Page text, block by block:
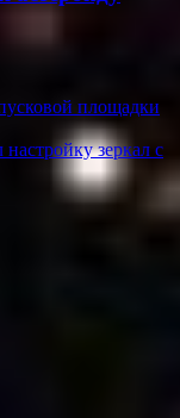
площадки
зеркал с